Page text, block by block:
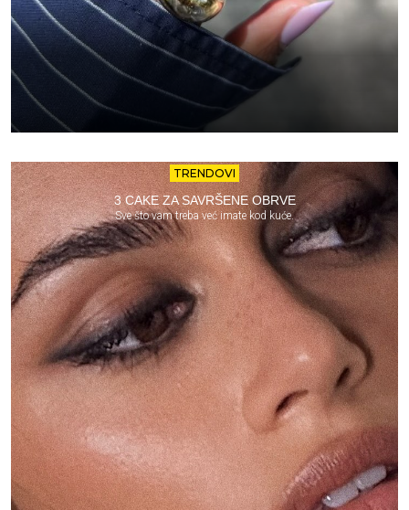
TRENDOVI
3 CAKE ZA SAVRŠENE OBRVE
Sve što vam treba već imate kod kuće.